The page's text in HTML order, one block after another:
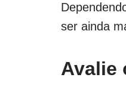
ser ainda
Avalie